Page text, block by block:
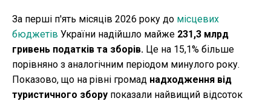
За перші п'ять місяців 2026 року до місцевих
бюджетів України надійшло майже 231,3 млрд
гривень податків та зборів. Це на 15,1% більше
порівняно з аналогічним періодом минулого року.
Показово, що на рівні громад надходження від
туристичного збору показали найвищий відсоток